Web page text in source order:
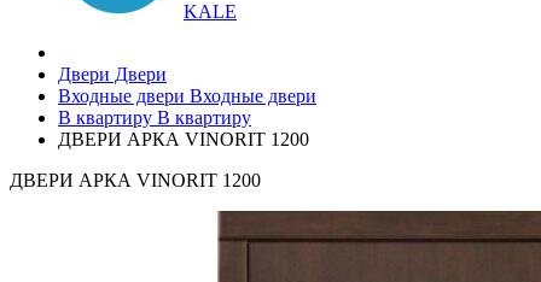
KALE
Двери Двери
Входные двери Входные двери
В квартиру В квартиру
ДВЕРИ АРКА VINORIT 1200
ДВЕРИ АРКА VINORIT 1200